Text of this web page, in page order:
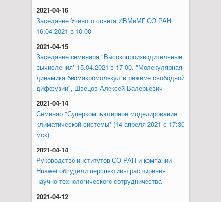
2021-04-16
Заседание Учёного совета ИВМиМГ СО РАН
16.04.2021 в 10-00
2021-04-15
Заседание семинара "Высокопроизводительные
вычисления" 15.04.2021 в 17-00. "Молекулярная
динамика биомакромолекул в режиме свободной
диффузии", Швецов Алексей Валерьевич
2021-04-14
Семинар "Суперкомпьютерное моделирование
климатической системы" (14 апреля 2021 с 17:30
мск)
2021-04-14
Руководство институтов СО РАН и компании
Huawei обсудили перспективы расширения
научно-технологического сотрудничества
2021-04-12